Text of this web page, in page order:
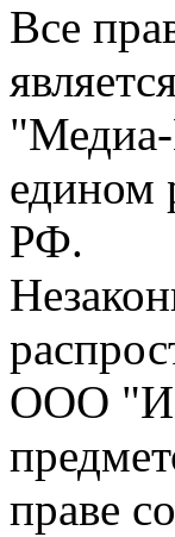
Все
"Медиа-
едином
РФ.
ООО
праве